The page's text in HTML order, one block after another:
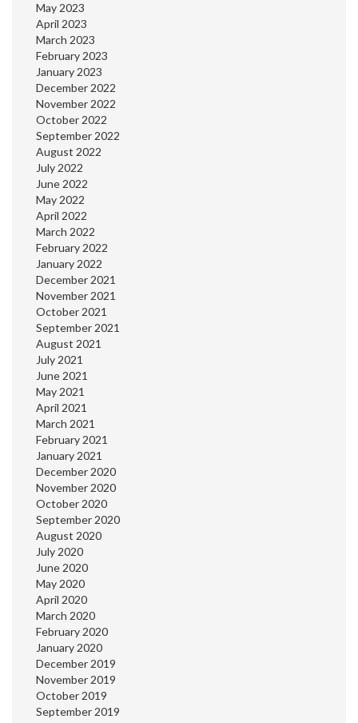
May 2023
April 2023
March 2023
February 2023
January 2023
December 2022
November 2022
October 2022
September 2022
August 2022
July 2022
June 2022
May 2022
April 2022
March 2022
February 2022
January 2022
December 2021
November 2021
October 2021
September 2021
August 2021
July 2021
June 2021
May 2021
April 2021
March 2021
February 2021
January 2021
December 2020
November 2020
October 2020
September 2020
August 2020
July 2020
June 2020
May 2020
April 2020
March 2020
February 2020
January 2020
December 2019
November 2019
October 2019
September 2019